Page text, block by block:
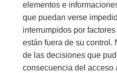
elementos e
que puedan verse
interrumpidos por
están fuera de su control.
de las decisiones que
consecuencia del acceso